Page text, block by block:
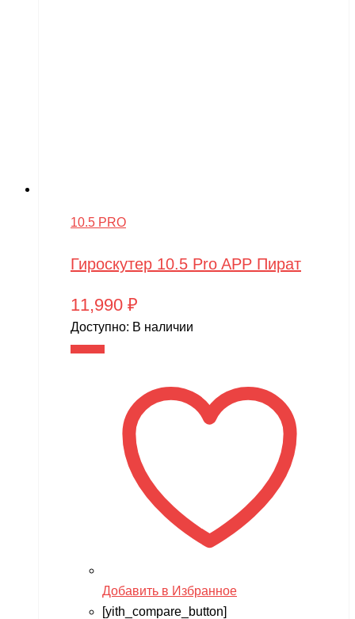
10.5 PRO
Гироскутер 10.5 Pro APP Пират
11,990 ₽
Доступно: В наличии
Добавить в Избранное
[yith_compare_button]